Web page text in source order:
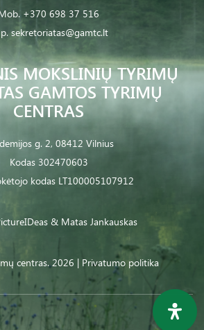
MOKSLINIŲ TYRIMŲ
GAMTOS TYRIMŲ
CENTRAS
g. 2, 08412 Vilnius
Kodas 302470603
kodas LT100005107912
+370 698 37 516
sekretoriatas@gamtc.lt
centras. 2026 | Privatumo politika
& Matas Jankauskas